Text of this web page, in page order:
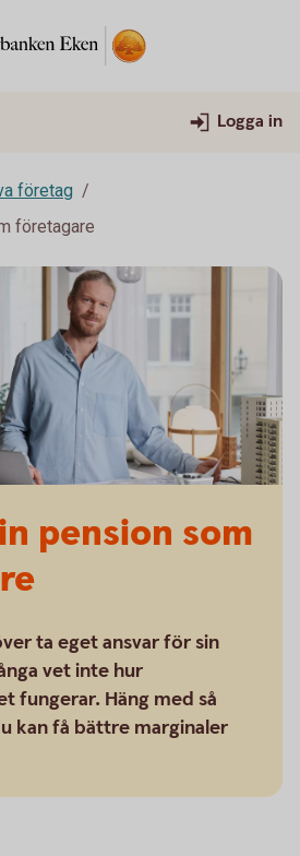
Logga in
företag
företagare
pension som
ta eget ansvar för sin
vet inte hur
fungerar. Häng med så
kan få bättre marginaler